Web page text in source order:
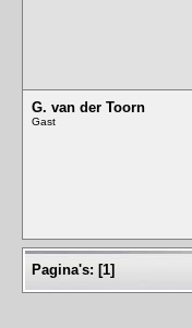
G. van der Toorn
Gast
Pagina's: [1]